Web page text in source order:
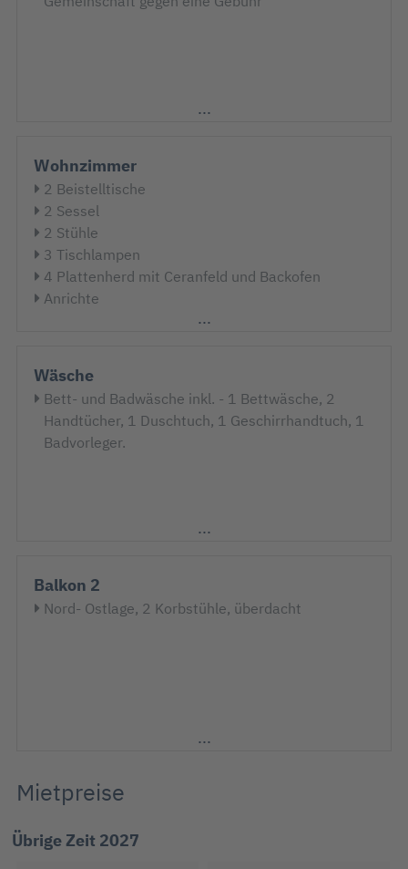
Wohnzimmer
2 Beistelltische
2 Sessel
2 Stühle
3 Tischlampen
4 Plattenherd mit Ceranfeld und Backofen
Anrichte
Esstisch
Flachbildschirm
Gefrierschrank mit 2 Schubladen
Geschirr
Mikrowelle
Sat-TV
Wäsche
Bett- und Badwäsche inkl. - 1 Bettwäsche, 2
Handtücher, 1 Duschtuch, 1 Geschirrhandtuch, 1
Badvorleger.
Balkon 2
Nord- Ostlage, 2 Korbstühle, überdacht
Mietpreise
Übrige Zeit 2027